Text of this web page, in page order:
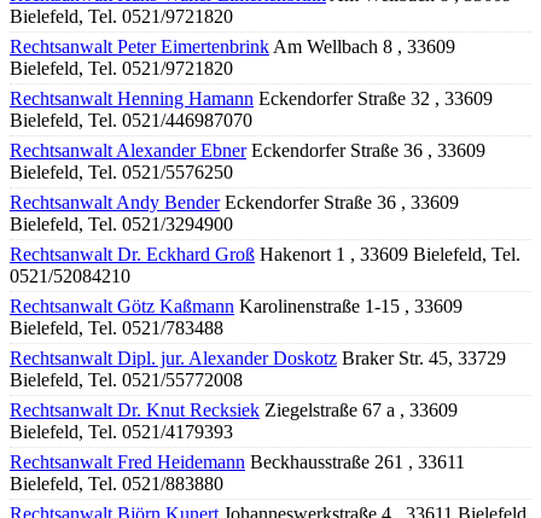
Bielefeld, Tel. 0521/9721820
Rechtsanwalt Peter Eimertenbrink Am Wellbach 8 , 33609
Bielefeld, Tel. 0521/9721820
Rechtsanwalt Henning Hamann Eckendorfer Straße 32 , 33609
Bielefeld, Tel. 0521/446987070
Rechtsanwalt Alexander EbnerEckendorfer Straße 36 , 33609
Bielefeld, Tel. 0521/5576250
Rechtsanwalt Andy BenderEckendorfer Straße 36 , 33609
Bielefeld, Tel. 0521/3294900
Rechtsanwalt Dr. Eckhard Groß Hakenort 1 , 33609 Bielefeld, Tel.
0521/52084210
Rechtsanwalt Götz Kaßmann Karolinenstraße 1-15 , 33609
Bielefeld, Tel. 0521/783488
Rechtsanwalt Dipl. jur. Alexander Doskotz Braker Str. 45, 33729
Bielefeld, Tel. 0521/55772008
Rechtsanwalt Dr. Knut Recksiek Ziegelstraße 67 a , 33609
Bielefeld, Tel. 0521/4179393
Rechtsanwalt Fred Heidemann Beckhausstraße 261 , 33611
Bielefeld, Tel. 0521/883880